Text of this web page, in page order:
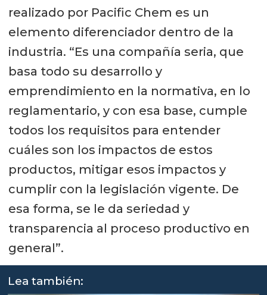
realizado por Pacific Chem es un
elemento diferenciador dentro de la
industria. “Es una compañía seria, que
basa todo su desarrollo y
emprendimiento en la normativa, en lo
reglamentario, y con esa base, cumple
todos los requisitos para entender
cuáles son los impactos de estos
productos, mitigar esos impactos y
cumplir con la legislación vigente. De
esa forma, se le da seriedad y
transparencia al proceso productivo en
general”.
Lea también: